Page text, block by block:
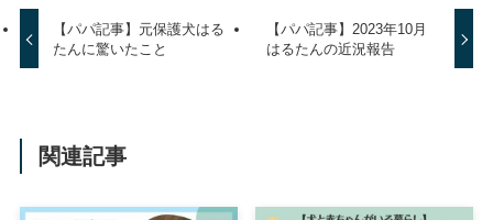
【パパ記事】元保護犬はる
たんに驚いたこと
【パパ記事】2023年10月
はるたんの近況報告
関連記事